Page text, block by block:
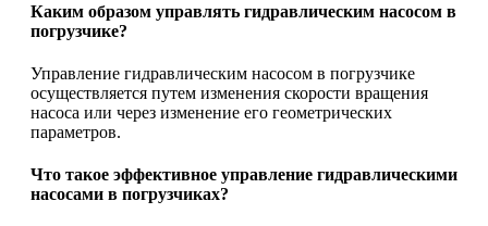
Каким образом управлять гидравлическим насосом в
погрузчике?
Управление гидравлическим насосом в погрузчике
осуществляется путем изменения скорости вращения
насоса или через изменение его геометрических
параметров.
Что такое эффективное управление гидравлическими
насосами в погрузчиках?